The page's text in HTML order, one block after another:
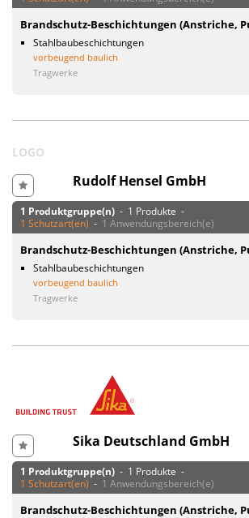
Brandschutz-Beschichtungen (Anstriche,
Stahlbaubeschichtungen
vorbeugend baulich
Tragwerke
LOGO
Rudolf Hensel GmbH
1 Produktgruppe(n) - 1 Produkte -
1 Schutzart(en) - 1 Anwendungsbereich(e)
Brandschutz-Beschichtungen (Anstriche,
Stahlbaubeschichtungen
vorbeugend baulich
Tragwerke
Sika Deutschland GmbH
1 Produktgruppe(n) - 1 Produkte -
1 Schutzart(en) - 1 Anwendungsbereich(e)
Brandschutz-Beschichtungen (Anstriche,